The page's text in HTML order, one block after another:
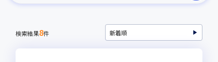
検索結果8件